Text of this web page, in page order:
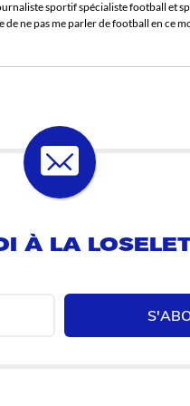
sportif spécialiste football et
ne pas me parler de football en ce